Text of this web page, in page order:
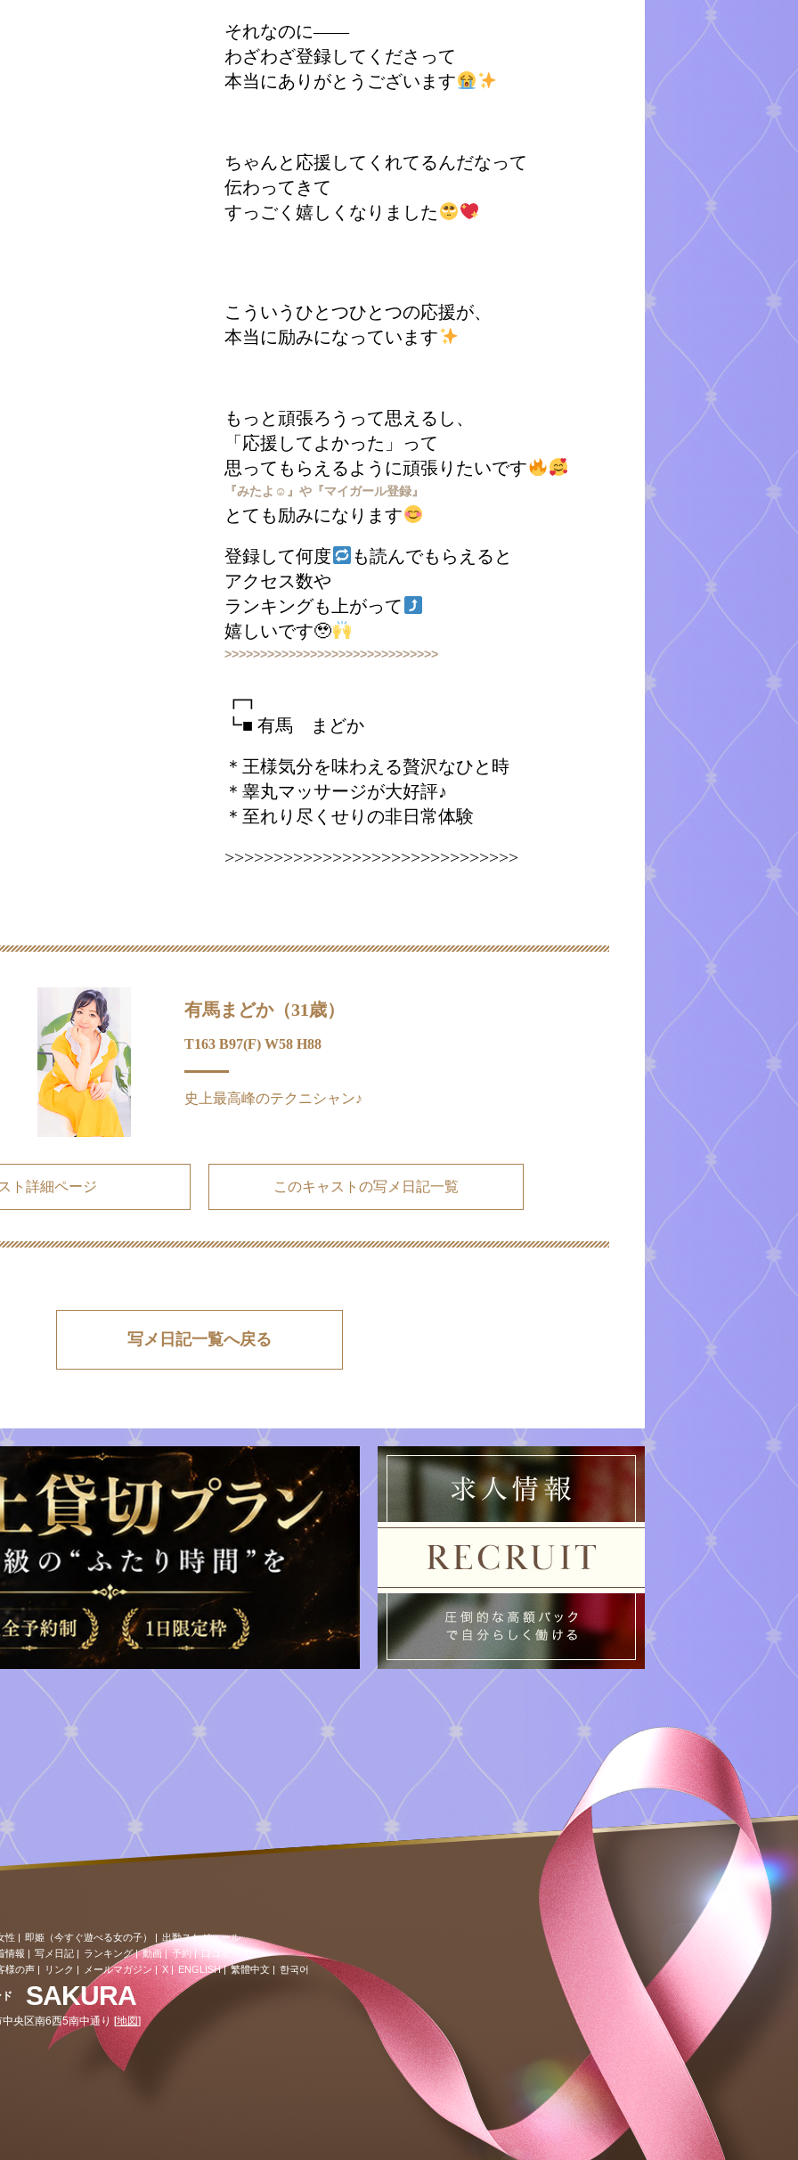
それなのに――
わざわざ登録してくださって
本当にありがとうございます
ちゃんと応援してくれてるんだなって
伝わってきて
すっごく嬉しくなりました
こういうひとつひとつの応援が、
本当に励みになっています
もっと頑張ろうって思えるし、
「応援してよかった」って
思ってもらえるように頑張りたいです
『みたよ☺︎』や『マイガール登録』
とても励みになります
登録して何度
も読んでもらえると
アクセス数や
ランキングも上がって
嬉しいです🥹
>>>>>>>>>>>>>>>>>>>>>>>>>>>>>>
┏┓
┗■ 有馬 まどか
＊王様気分を味わえる贅沢なひと時
＊睾丸マッサージが大好評♪
＊至れり尽くせりの非日常体験
>>>>>>>>>>>>>>>>>>>>>>>>>>>>>>
有馬まどか（31歳）
T163 B97(F) W58 H88
史上最高峰のテクニシャン♪
ト詳細ページ このキャストの写メ日記一覧
写メ日記一覧へ戻る
性 | 即姫（今すぐ遊べる女の子） | 出勤スケジュール
情報 | 写メ日記 | ランキング| 動画| 予約| 口コミ
様の声 | リンク | メールマガジン | X | ENGLISH | 繁體中文 | 한국어
SAKURA
央区南6西5南中通り [地図]